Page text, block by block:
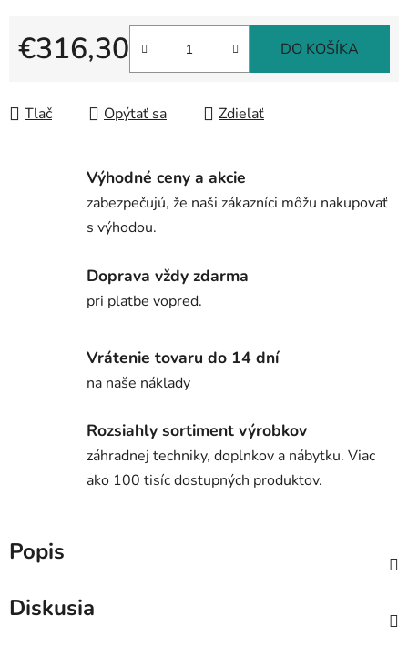
€316,30 DO KOŠÍKA
Tlač Opýtať sa Zdieľať
Výhodné ceny a akcie
zabezpečujú, že naši zákazníci môžu nakupovať
s výhodou.
Doprava vždy zdarma
pri platbe vopred.
Vrátenie tovaru do 14 dní
na naše náklady
Rozsiahly sortiment výrobkov
záhradnej techniky, doplnkov a nábytku. Viac
ako 100 tisíc dostupných produktov.
Popis
Diskusia